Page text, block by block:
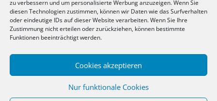
zu verbessern und um personalisierte Werbung anzuzeigen. Wenn Sie
diesen Technologien zustimmen, können wir Daten wie das Surfverhalten
oder eindeutige IDs auf dieser Website verarbeiten. Wenn Sie Ihre
Zustimmung nicht erteilen oder zurückziehen, können bestimmte
Funktionen beeinträchtigt werden.
Cookies akzeptieren
Nur funktionale Cookies
BLOGGERAMT